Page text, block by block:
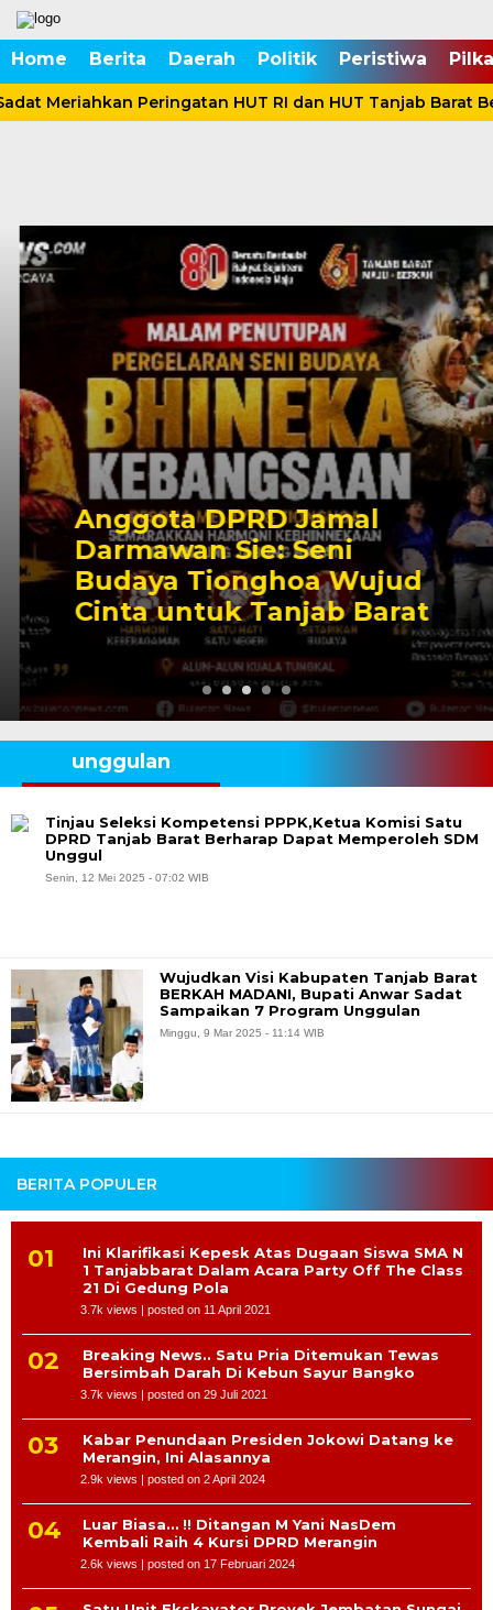
Home Berita Daerah Politik Peristiwa
Meriahkan Peringatan HUT RI dan HUT Tanjab Barat
Anggota DPRD Jamal
Darmawan Sie: Seni
Budaya Tionghoa Wujud
Cinta untuk Tanjab Barat
BERITA POPULER
Ini Klarifikasi Kepesk Atas Dugaan Siswa SMA N
1 Tanjabbarat Dalam Acara Party Off The Class
21 Di Gedung Pola
3.7k views | posted on 11 April 2021
Breaking News.. Satu Pria Ditemukan Tewas
Bersimbah Darah Di Kebun Sayur Bangko
3.7k views | posted on 29 Juli 2021
Kabar Penundaan Presiden Jokowi Datang ke
Merangin, Ini Alasannya
2.9k views | posted on 2 April 2024
Luar Biasa… !! Ditangan M Yani NasDem
Kembali Raih 4 Kursi DPRD Merangin
2.6k views | posted on 17 Februari 2024
unggulan
Tinjau Seleksi Kompetensi PPPK,Ketua Komisi Satu
DPRD Tanjab Barat Berharap Dapat Memperoleh SDM
Unggul
Senin, 12 Mei 2025 - 07:02 WIB
Wujudkan Visi Kabupaten Tanjab Barat
BERKAH MADANI, Bupati Anwar Sadat
Sampaikan 7 Program Unggulan
Minggu, 9 Mar 2025 - 11:14 WIB